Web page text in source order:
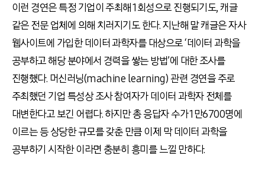
이런 경연은 특정 기업이 주최해 1회성으로 진행되기도, 캐글
같은 전문 업체에 의해 치러지기도 한다. 지난해 말 캐글은 자사
웹사이트에 가입한 데이터 과학자를 대상으로 ‘데이터 과학을
공부하고 해당 분야에서 경력을 쌓는 방법’에 대한 조사를
진행했다. 머신러닝(machine learning) 관련 경연을 주로
주최했던 기업 특성상 조사 참여자가 데이터 과학자 전체를
대변한다고 보긴 어렵다. 하지만 총 응답자 수가 1만6700명에
이르는 등 상당한 규모를 갖춘 만큼 이제 막 데이터 과학을
공부하기 시작한 이라면 충분히 흥미를 느낄 만하다.